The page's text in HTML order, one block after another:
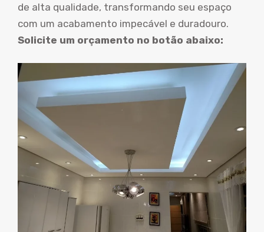
de alta qualidade, transformando seu espaço
com um acabamento impecável e duradouro.
Solicite um orçamento no botão abaixo: